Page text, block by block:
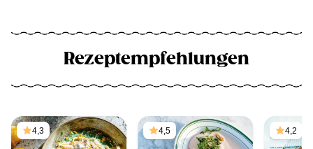
Rezeptempfehlungen
4,3 4,5 4,2